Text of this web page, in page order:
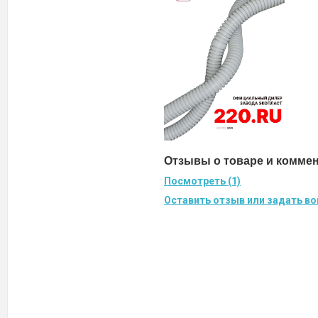
Отзывы о товаре и
Посмотреть (1)
Оставить отзыв или задать